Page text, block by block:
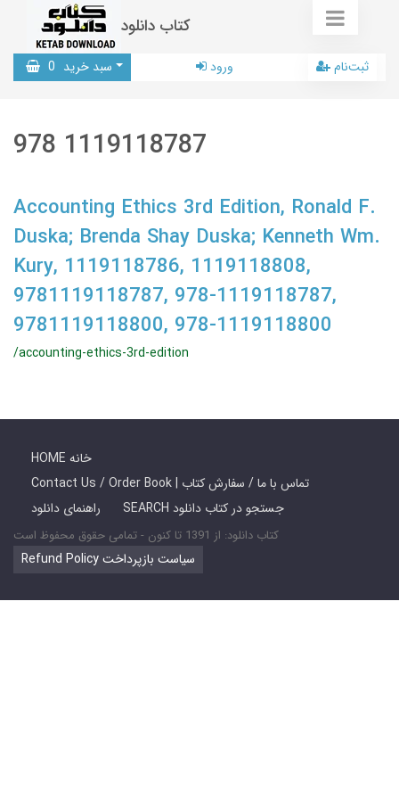
کتاب دانلود
سبد خرید 0 ورود ثبت‌نام
978 1119118787
Accounting Ethics 3rd Edition, Ronald F.
Duska; Brenda Shay Duska; Kenneth Wm.
Kury, 1119118786, 1119118808,
9781119118787, 978-1119118787,
9781119118800, 978-1119118800
/accounting-ethics-3rd-edition
HOME خانه
Contact Us / Order Book | تماس با ما / سفارش کتاب
راهنمای دانلود
SEARCH جستجو در کتاب دانلود
کتاب دانلود: از 1391 تا کنون - تمامی حقوق محفوظ است
Refund Policy سیاست بازپرداخت